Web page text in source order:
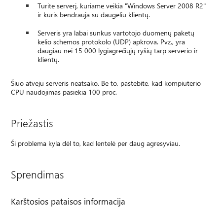
Turite serverį, kuriame veikia "Windows Server 2008 R2"
ir kuris bendrauja su daugeliu klientų.
Serveris yra labai sunkus vartotojo duomenų paketų
kelio schemos protokolo (UDP) apkrova. Pvz., yra
daugiau nei 15 000 lygiagrečiųjų ryšių tarp serverio ir
klientų.
Šiuo atveju serveris neatsako. Be to, pastebite, kad kompiuterio
CPU naudojimas pasiekia 100 proc.
Priežastis
Ši problema kyla dėl to, kad lentelė per daug agresyviau.
Sprendimas
Karštosios pataisos informacija